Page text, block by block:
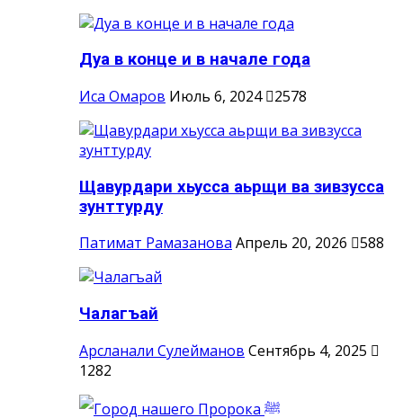
Дуа в конце и в начале года
Иса Омаров Июль 6, 2024 2578
Щавурдари хьусса аьрщи ва зивзусса
зунттурду
Патимат Рамазанова Апрель 20, 2026 588
Чалагъай
Арсланали Сулейманов Сентябрь 4, 2025
1282